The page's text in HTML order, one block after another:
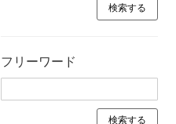
フリーワード